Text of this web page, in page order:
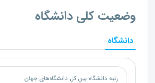
وضعیت کلی دانشگاه
دانشگاه
رتبه دانشگاه بین کل دانشگاه‌های جهان